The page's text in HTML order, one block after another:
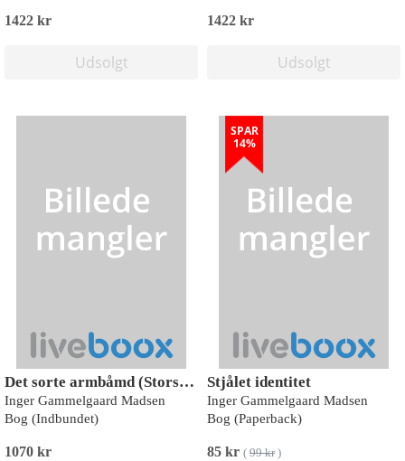
1422 kr
Udsolgt
1422 kr
Udsolgt
Det sorte armbåmd (Storskrift)
Inger Gammelgaard Madsen
Bog (Indbundet)
1070 kr
SPAR
14%
Stjålet identitet
Inger Gammelgaard Madsen
Bog (Paperback)
85 kr ( 99 kr)